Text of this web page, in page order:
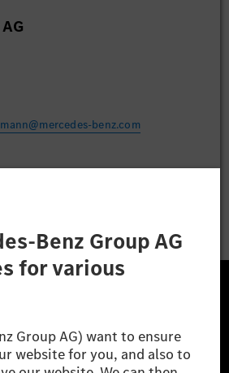
benz.com
Group AG (former Daimler AG) is